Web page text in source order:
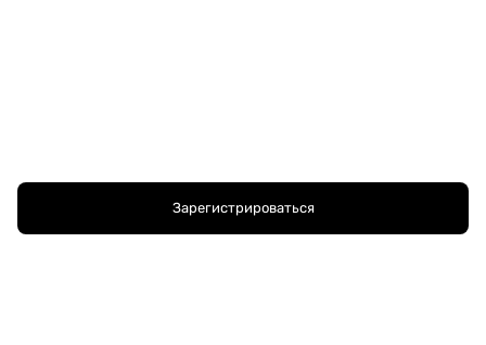
Зарегистрироваться